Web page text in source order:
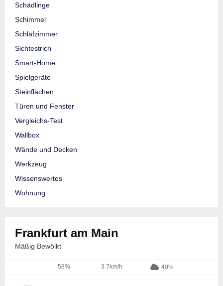
Schädlinge
Schimmel
Schlafzimmer
Sichtestrich
Smart-Home
Spielgeräte
Steinflächen
Türen und Fenster
Vergleichs-Test
Wallbox
Wände und Decken
Werkzeug
Wissenswertes
Wohnung
Frankfurt am Main
Mäßig Bewölkt
58% 3.7km/h 40%